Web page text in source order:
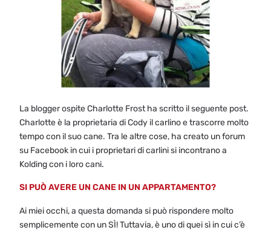
La blogger ospite Charlotte Frost ha scritto il seguente post.
Charlotte è la proprietaria di Cody il carlino e trascorre molto
tempo con il suo cane. Tra le altre cose, ha creato un forum
su Facebook in cui i proprietari di carlini si incontrano a
Kolding con i loro cani.
SI PUÒ AVERE UN CANE IN UN APPARTAMENTO?
Ai miei occhi, a questa domanda si può rispondere molto
semplicemente con un SÌ! Tuttavia, è uno di quei sì in cui c’è